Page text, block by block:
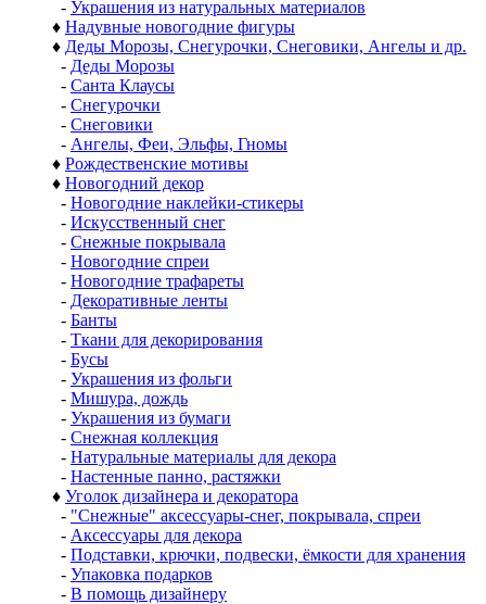
- Украшения из натуральных материалов
♦ Надувные новогодние фигуры
♦ Деды Морозы, Снегурочки, Снеговики, Ангелы и др.
- Деды Морозы
- Санта Клаусы
- Снегурочки
- Снеговики
- Ангелы, Феи, Эльфы, Гномы
♦ Рождественские мотивы
♦ Новогодний декор
- Новогодние наклейки-стикеры
- Искусственный снег
- Снежные покрывала
- Новогодние спреи
- Новогодние трафареты
- Декоративные ленты
- Банты
- Ткани для декорирования
- Бусы
- Украшения из фольги
- Мишура, дождь
- Украшения из бумаги
- Снежная коллекция
- Натуральные материалы для декора
- Настенные панно, растяжки
♦ Уголок дизайнера и декоратора
- "Снежные" аксессуары-снег, покрывала, спреи
- Аксессуары для декора
- Подставки, крючки, подвески, ёмкости для хранения
- Упаковка подарков
- В помощь дизайнеру